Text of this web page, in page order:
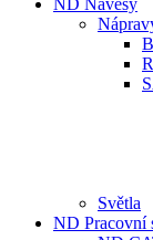
ND Návěsy
Světla
ND Pracovní